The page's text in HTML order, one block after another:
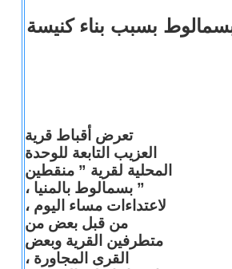
بسبب بناء كنيسة
تعرض أقباط قرية
العزيب التابعة للوحدة
المحلية لقرية ” منقطين
” بسمالوط بالمنيا ،
لاعتداءات مساء اليوم ،
من قبل بعض من
متطرفين القرية وبعض
القرى المجاورة ،